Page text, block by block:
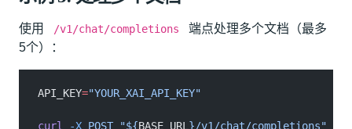
使用 /v1/chat/completions
端点处理多个文档（最多
5个）：
API_KEY="YOUR_XAI_API_KEY"
curl -X POST "${BASE_URL }/v1/chat/completions"